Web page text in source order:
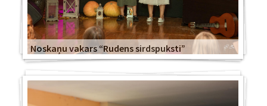
Noskaņu vakars “Rudens sirdspuksti”